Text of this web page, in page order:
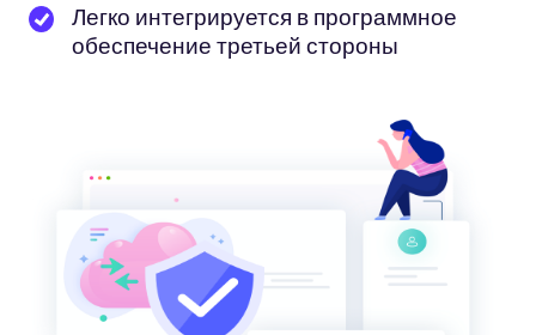
Легко интегрируется в программное
обеспечение третьей стороны